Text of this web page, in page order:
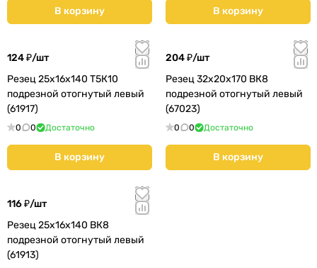
В корзину В корзину
124 ₽/шт
Резец 25х16х140 Т5К10
подрезной отогнутый левый
(61917)
0 0 Достаточно
В корзину
204 ₽/шт
Резец 32х20х170 ВК8
подрезной отогнутый левый
(67023)
0 0 Достаточно
В корзину
116 ₽/шт
Резец 25х16х140 ВК8
подрезной отогнутый левый
(61913)